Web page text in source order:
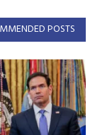
POSTS